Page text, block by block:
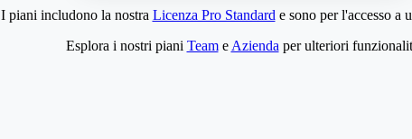
I piani includono la nostra Licenza Pro Standard e sono per l'accesso a
Esplora i nostri piani Teame Azienda per ulteriori